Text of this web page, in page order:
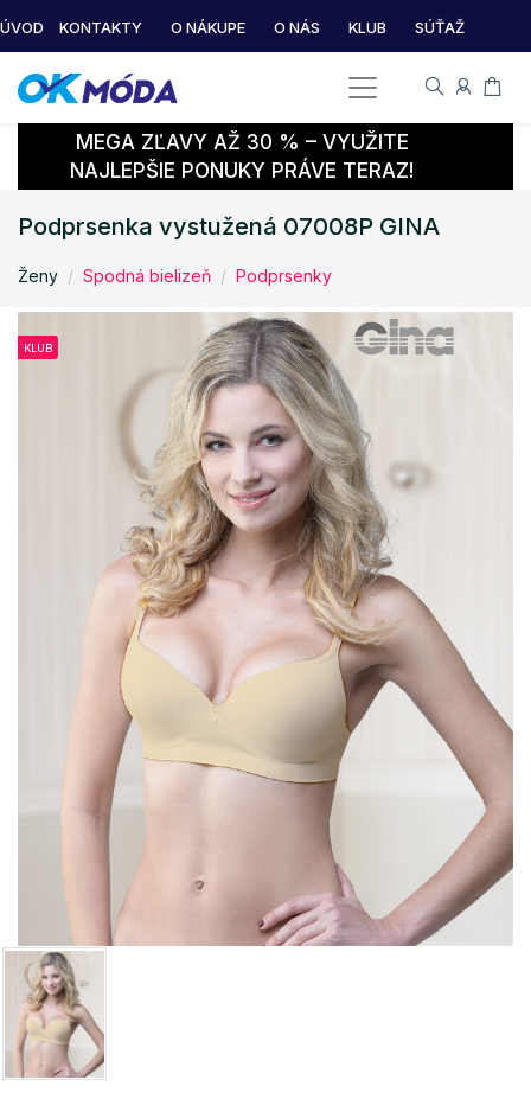
ÚVOD KONTAKTY O NÁKUPE O NÁS KLUB SÚŤAŽ
MEGA ZĽAVY AŽ 30 % – VYUŽITE
NAJLEPŠIE PONUKY PRÁVE TERAZ!
Podprsenka vystužená 07008P GINA
Ženy Spodná bielizeň Podprsenky
KLUB